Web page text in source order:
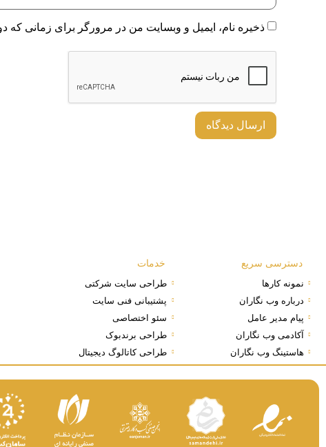
ذخیره نام، ایمیل و وبسایت من در مرورگر برای زمانی که
دسترسی سریع
نمونه کارها
درباره وب نگاران
پیام مدیر عامل
آکادمی وب نگاران
هاستینگ وب نگاران
خدمات
طراحی سایت شرکتی
پشتیبانی فنی سایت
سئو اختصاصی
طراحی برندبوک
طراحی کاتالوگ دیجیتال